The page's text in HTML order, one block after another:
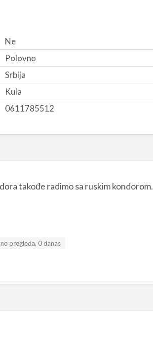
Ne
Polovno
Srbija
Kula
0611785512
takođe radimo sa ruskim kondorom.
pregleda, 0 danas